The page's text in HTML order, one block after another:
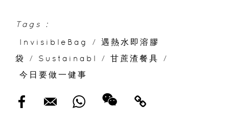
Tags :
InvisibleBag
/
遇熱水即溶膠
袋
/ Sustainabl / 甘蔗渣餐具
/
今日要做一健事